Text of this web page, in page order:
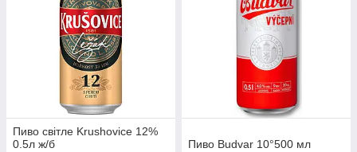
Пиво світле Krushovice 12%
0.5л ж/б
Пиво Budvar 10°500 мл